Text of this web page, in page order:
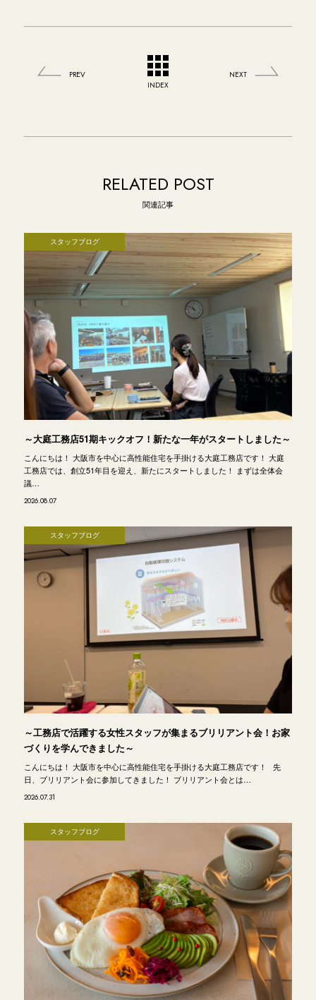
PREV
INDEX
NEXT
RELATED POST
関連記事
スタッフブログ
～大庭工務店51期キックオフ！新たな一年がスタートしました～
こんにちは！ 大阪市を中心に高性能住宅を手掛ける大庭工務店です！ 大庭
工務店では、創立51年目を迎え、新たにスタートしました！ まずは全体会
議…
2026.08.07
スタッフブログ
～工務店で活躍する女性スタッフが集まるブリリアント会！お家
づくりを学んできました～
こんにちは！ 大阪市を中心に高性能住宅を手掛ける大庭工務店です！ 先
日、ブリリアント会に参加してきました！ ブリリアント会とは…
2026.07.31
スタッフブログ